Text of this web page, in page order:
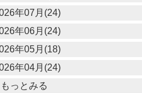
年07月(24)
年06月(24)
年05月(18)
年04月(24)
もっとみる